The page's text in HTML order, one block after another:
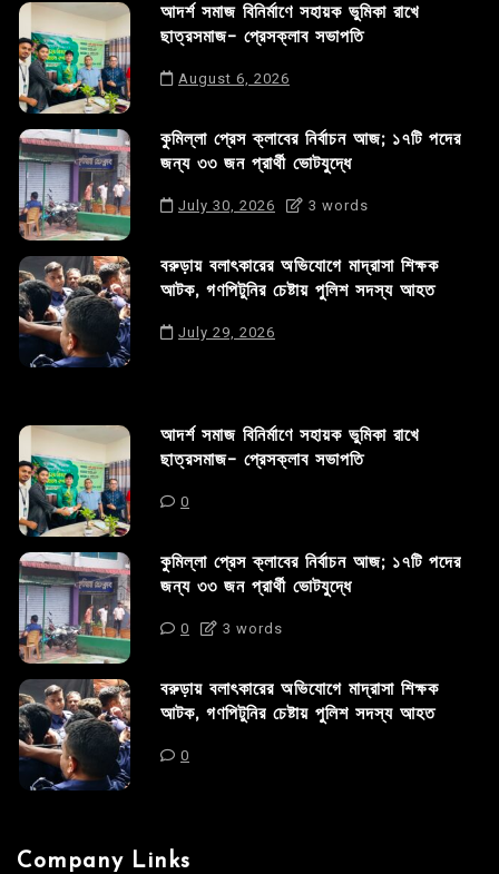
আদর্শ সমাজ বিনির্মাণে সহায়ক ভুমিকা রাখে
ছাত্রসমাজ- প্রেসক্লাব সভাপতি
August 6, 2026
কুমিল্লা প্রেস ক্লাবের নির্বাচন আজ; ১৭টি পদের
জন্য ৩৩ জন প্রার্থী ভোটযুদ্ধে
July 30, 2026 3 words
বরুড়ায় বলাৎকারের অভিযোগে মাদ্রাসা শিক্ষক
আটক, গণপিটুনির চেষ্টায় পুলিশ সদস্য আহত
July 29, 2026
আদর্শ সমাজ বিনির্মাণে সহায়ক ভুমিকা রাখে
ছাত্রসমাজ- প্রেসক্লাব সভাপতি
0
কুমিল্লা প্রেস ক্লাবের নির্বাচন আজ; ১৭টি পদের
জন্য ৩৩ জন প্রার্থী ভোটযুদ্ধে
0 3 words
বরুড়ায় বলাৎকারের অভিযোগে মাদ্রাসা শিক্ষক
আটক, গণপিটুনির চেষ্টায় পুলিশ সদস্য আহত
0
Company Links